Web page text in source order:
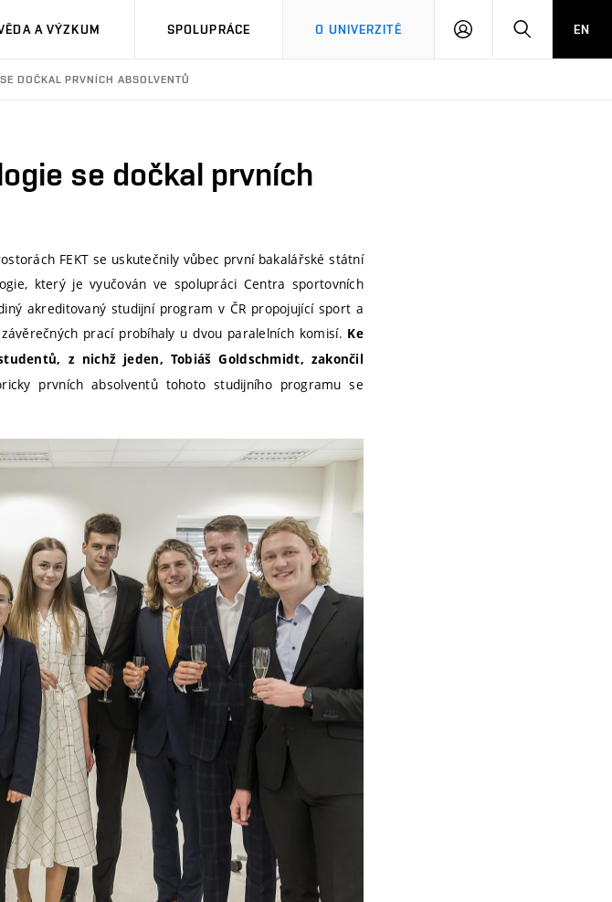
A VÝZKUM SPOLUPRÁCE O UNIVERZITĚ
PŘIHLÁSIT HLEDATEN
DOČKAL PRVNÍCH ABSOLVENTŮ
se dočkal prvních
FEKT se uskutečnily vůbec první bakalářské státní
který je vyučován ve spolupráci Centra sportovních
akreditovaný studijní program v ČR propojující sport a
prací probíhaly u dvou paralelních komisí. Ke
z nichž jeden, Tobiáš Goldschmidt, zakončil
prvních absolventů tohoto studijního programu se